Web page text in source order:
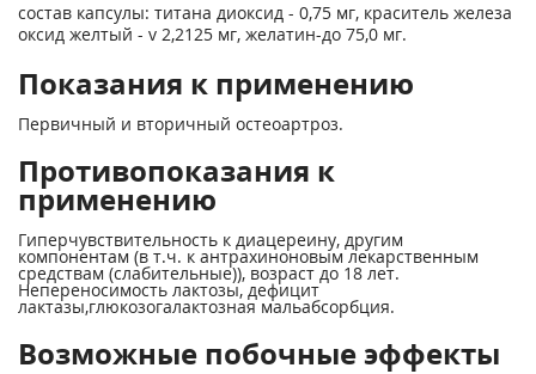
состав капсулы: титана диоксид - 0,75 мг, краситель железа
оксид желтый - v 2,2125 мг, желатин-до 75,0 мг.
Показания к применению
Первичный и вторичный остеоартроз.
Противопоказания к
применению
Гиперчувствительность к диацереину, другим
компонентам (в т.ч. к антрахиноновым лекарственным
средствам (слабительные)), возраст до 18 лет.
Непереносимость лактозы, дефицит
лактазы,глюкозогалактозная мальабсорбция.
Возможные побочные эффекты